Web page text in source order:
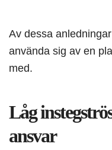
Av dessa
använda sig av en
med.
Låg
ansvar